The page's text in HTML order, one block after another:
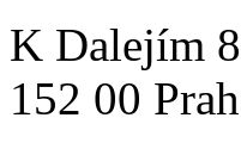
K Dalejím
152 00